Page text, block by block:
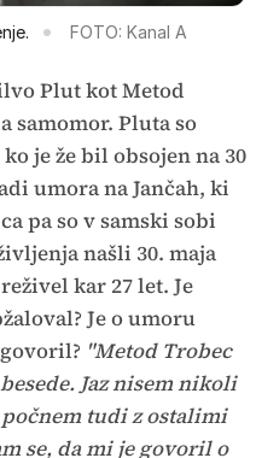
FOTO: Kanal A
Plut kot Metod
samomor. Pluta so
je že bil obsojen na 30
umora na Jančah, ki
pa so v samski sobi
našli 30. maja
kar 27 let. Je
Je o umoru
"Metod Trobec
Jaz nisem nikoli
tudi z ostalimi
se, da mi je govoril o